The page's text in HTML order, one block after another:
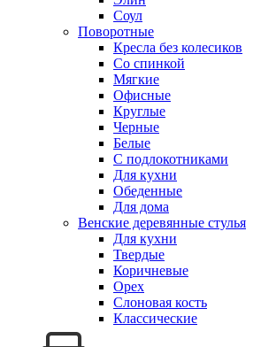
Соул
Поворотные
Кресла без колесиков
Со спинкой
Мягкие
Офисные
Круглые
Черные
Белые
С подлокотниками
Для кухни
Обеденные
Для дома
Венские деревянные стулья
Для кухни
Твердые
Коричневые
Орех
Слоновая кость
Классические